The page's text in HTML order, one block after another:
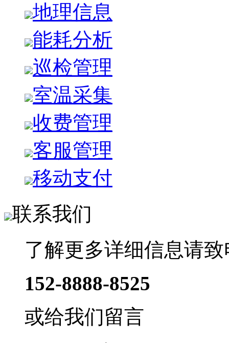
地理信息
能耗分析
巡检管理
室温采集
收费管理
客服管理
移动支付
联系我们
了解更多详细信息请致
152-8888-8525
或给我们留言